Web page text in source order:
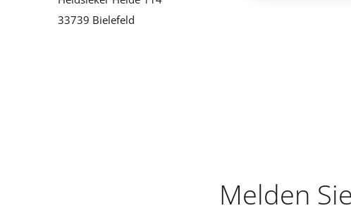
33739 Bielefeld
Melden